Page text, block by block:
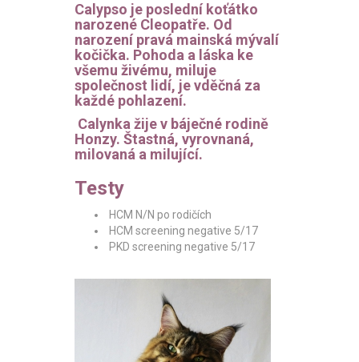
Calypso je poslední koťátko
narozené Cleopatře. Od
narození pravá mainská mývalí
kočička. Pohoda a láska ke
všemu živému, miluje
společnost lidí, je vděčná za
každé pohlazení.
Calynka žije v báječné rodině
Honzy. Štastná, vyrovnaná,
milovaná a milující.
Testy
HCM N/N po rodičích
HCM screening negative 5/17
PKD screening negative 5/17